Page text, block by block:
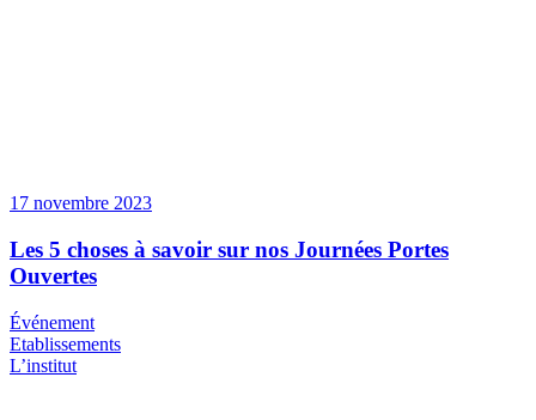
17 novembre 2023
Les 5 choses à savoir sur nos Journées Portes
Ouvertes
Événement
Etablissements
L’institut